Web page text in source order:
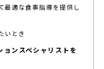
最適な食事指導を提供し
いとき
ンスペシャリストを